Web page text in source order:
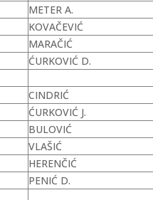
METER A.
KOVAČEVIĆ
MARAČIĆ
ĆURKOVIĆ D.
CINDRIĆ
ĆURKOVIĆ J.
BULOVIĆ
VLAŠIĆ
HERENČIĆ
PENIĆ D.